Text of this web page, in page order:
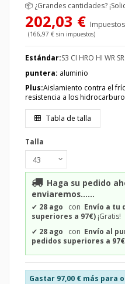
📦 ¿Grandes cantidades?
202,03 €
(166,97 € sin impuestos)
Estándar:S3 CI HRO HI WR
puntera: aluminio
Plus:Aislamiento contra el
resistencia a los
Tabla de talla
Talla
Haga su pedido
enviaremos......
✔ 28 ago con Envío a tu
superiores a 97€) ¡Gratis!
✔ 28 ago con Envío al
pedidos superiores a
Gastar 97,00 € más para